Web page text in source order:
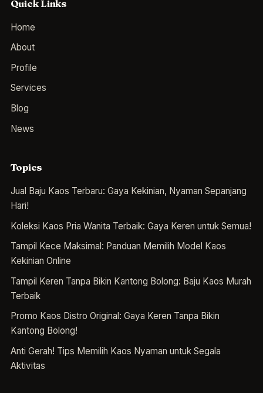
Quick Links
Home
About
Profile
Services
Blog
News
Topics
Jual Baju Kaos Terbaru: Gaya Kekinian, Nyaman Sepanjang
Hari!
Koleksi Kaos Pria Wanita Terbaik: Gaya Keren untuk Semua!
Tampil Kece Maksimal: Panduan Memilih Model Kaos
Kekinian Online
Tampil Keren Tanpa Bikin Kantong Bolong: Baju Kaos Murah
Terbaik
Promo Kaos Distro Original: Gaya Keren Tanpa Bikin
Kantong Bolong!
Anti Gerah! Tips Memilih Kaos Nyaman untuk Segala
Aktivitas